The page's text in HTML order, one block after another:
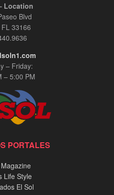
Location
Blvd
33166
– Friday:
– 5:00 PM
PORTALES
Life Style
El Sol